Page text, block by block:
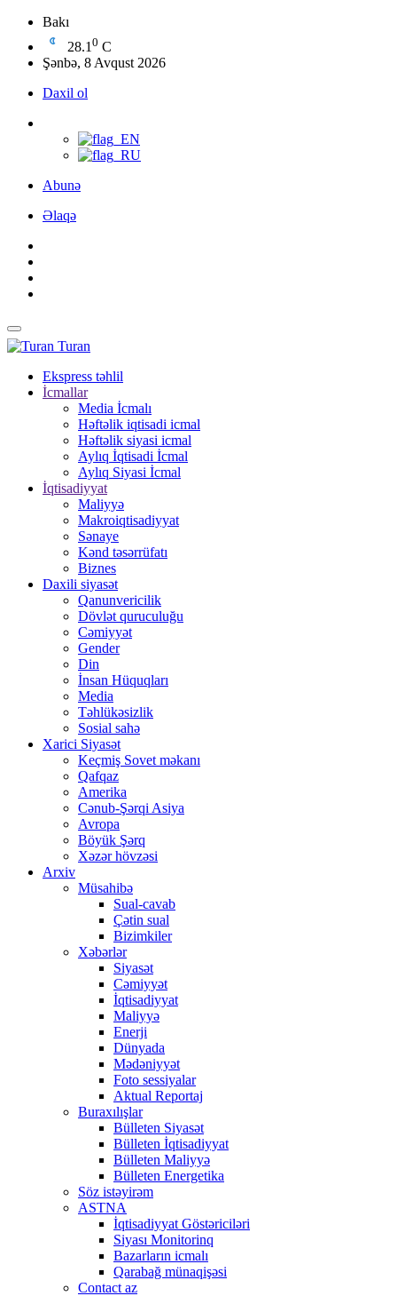
Bakı
28.1 0 C
Şənbə, 8 Avqust 2026
Daxil ol
Abunə
Əlaqə
Turan
Ekspress təhlil
İcmallar
Media İcmalı
Həftəlik iqtisadi icmal
Həftəlik siyasi icmal
Aylıq İqtisadi İcmal
Aylıq Siyasi İcmal
İqtisadiyyat
Maliyyə
Makroiqtisadiyyat
Sənaye
Kənd təsərrüfatı
Biznes
Daxili siyasət
Qanunvericilik
Dövlət quruculuğu
Cəmiyyət
Gender
Din
İnsan Hüquqları
Media
Təhlükəsizlik
Sosial sahə
Xarici Siyasət
Keçmiş Sovet məkanı
Qafqaz
Amerika
Cənub-Şərqi Asiya
Avropa
Böyük Şərq
Xəzər hövzəsi
Arxiv
Müsahibə
Sual-cavab
Çətin sual
Bizimkiler
Xəbərlər
Siyasət
Cəmiyyət
İqtisadiyyat
Maliyyə
Enerji
Dünyada
Mədəniyyət
Foto sessiyalar
Aktual Reportaj
Buraxılışlar
Bülleten Siyasət
Bülleten İqtisadiyyat
Bülleten Maliyyə
Bülleten Energetika
Söz istəyirəm
ASTNA
İqtisadiyyat Göstəriciləri
Siyası Monitorinq
Bazarların icmalı
Qarabağ münaqişəsi
Contact az